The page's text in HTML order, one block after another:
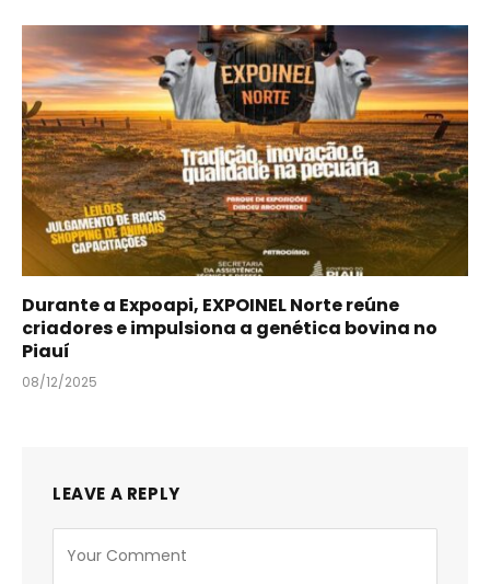
Durante a Expoapi, EXPOINEL Norte reúne
criadores e impulsiona a genética bovina no
Piauí
08/12/2025
LEAVE A REPLY